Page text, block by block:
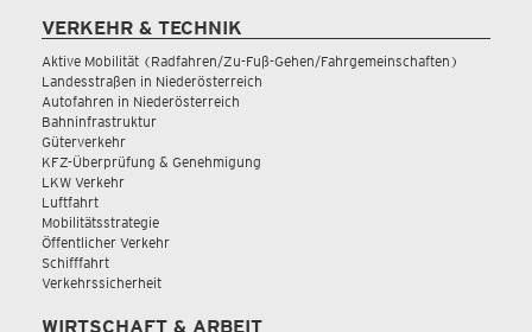
VERKEHR & TECHNIK
Aktive Mobilität (Radfahren/Zu-Fuß-Gehen/Fahrgemeinschaften)
Landesstraßen in Niederösterreich
Autofahren in Niederösterreich
Bahninfrastruktur
Güterverkehr
KFZ-Überprüfung & Genehmigung
LKW Verkehr
Luftfahrt
Mobilitätsstrategie
Öffentlicher Verkehr
Schifffahrt
Verkehrssicherheit
WIRTSCHAFT & ARBEIT